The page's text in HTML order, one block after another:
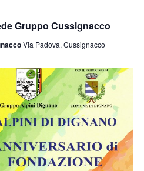
Gruppo Cussignacco
Via Padova, Cussignacco